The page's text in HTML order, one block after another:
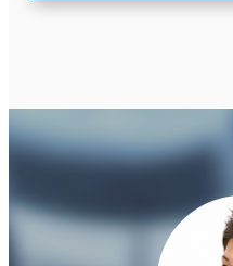
中央区
練馬区